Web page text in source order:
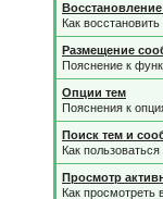
Как
Размещение
Пояснение к
Опции тем
Пояснения к
Поиск тем и
Как
Просмотр
Как просмотреть